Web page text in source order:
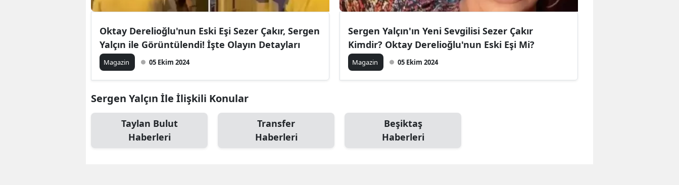
Oktay Derelioğlu'nun Eski Eşi Sezer Çakır, Sergen
Yalçın ile Görüntülendi! İşte Olayın Detayları
Magazin 05 Ekim 2024
Sergen Yalçın'ın Yeni Sevgilisi Sezer Çakır
Kimdir? Oktay Derelioğlu'nun Eski Eşi Mi?
Magazin 05 Ekim 2024
Sergen Yalçın İle İlişkili Konular
Taylan Bulut
Haberleri
Transfer
Haberleri
Beşiktaş
Haberleri